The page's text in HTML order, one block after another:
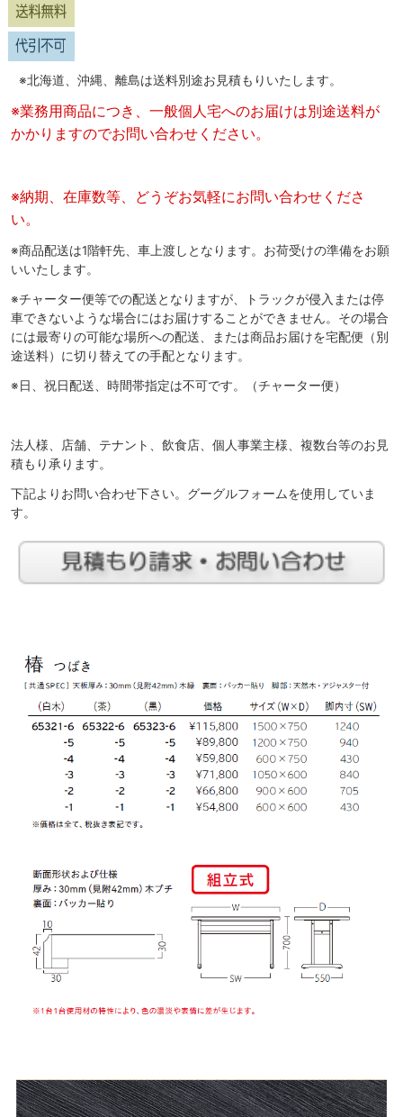
※北海道、沖縄、離島は送料別途お見積もりいたします。
※業務用商品につき、一般個人宅へのお届けは別途送料が
かかりますのでお問い合わせください。
※納期、在庫数等、どうぞお気軽にお問い合わせくださ
い。
※商品配送は1階軒先、車上渡しとなります。お荷受けの準備をお願
いいたします。
※チャーター便等での配送となりますが、トラックが侵入または停
車できないような場合にはお届けすることができません。その場合
には最寄りの可能な場所への配送、または商品お届けを宅配便（別
途送料）に切り替えての手配となります。
※日、祝日配送、時間帯指定は不可です。（チャーター便）
法人様、店舗、テナント、飲食店、個人事業主様、複数台等のお見
積もり承ります。
下記よりお問い合わせ下さい。グーグルフォームを使用していま
す。